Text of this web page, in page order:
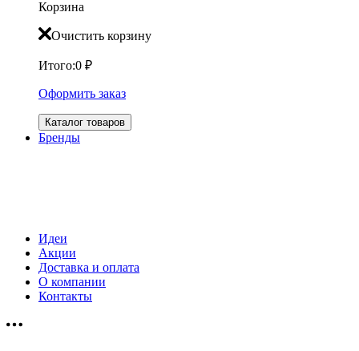
Корзина
Очистить корзину
Итого:0 ₽
Оформить заказ
Каталог товаров
Бренды
Идеи
Акции
Доставка и оплата
О компании
Контакты